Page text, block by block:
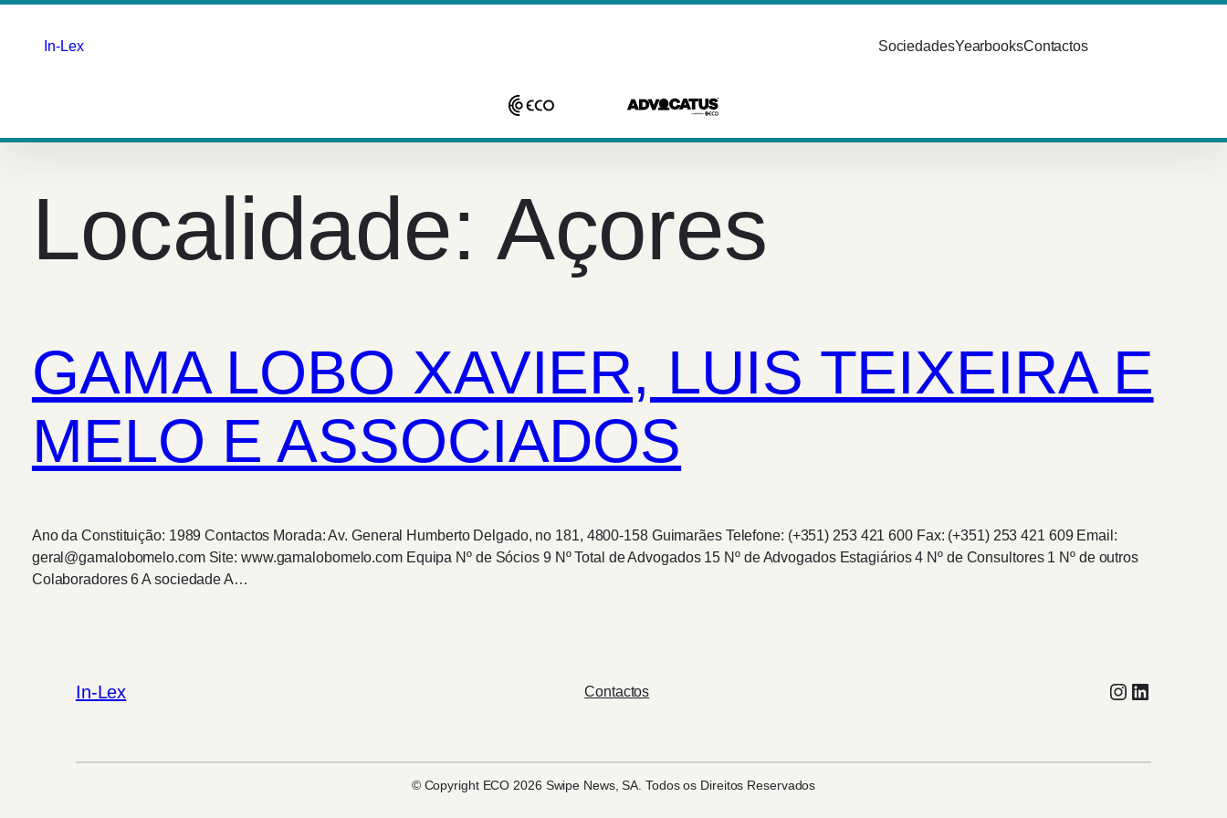
conteúdo
In-Lex SociedadesYearbooksContactos
Localidade: Açores
GAMA LOBO XAVIER, LUIS TEIXEIRA E
MELO E ASSOCIADOS
Ano da Constituição: 1989 Contactos Morada: Av. General Humberto Delgado, no 181, 4800-158 Guimarães Telefone: (+351) 253 421 600 Fax: (+351) 253 421 609 Email:
geral@gamalobomelo.com Site: www.gamalobomelo.com Equipa Nº de Sócios 9 Nº Total de Advogados 15 Nº de Advogados Estagiários 4 Nº de Consultores 1 Nº de outros
Colaboradores 6 A sociedade A…
In-Lex Contactos Instagram
LinkedIn
© Copyright ECO 2026 Swipe News, SA. Todos os Direitos Reservados